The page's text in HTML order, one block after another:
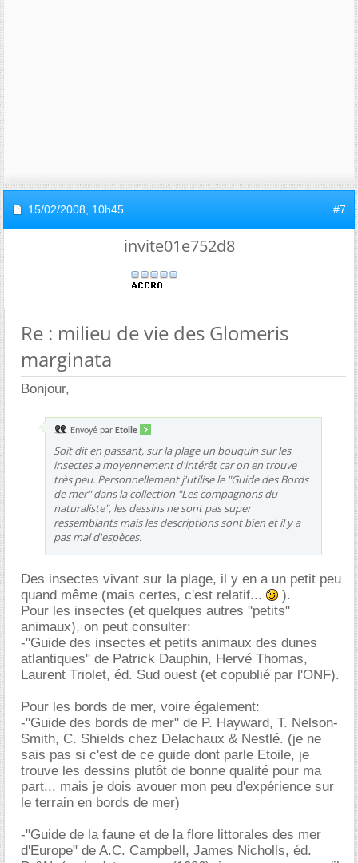
15/02/2008, 10h45 #7
invite01e752d8
Re : milieu de vie des Glomeris
marginata
Bonjour,
Envoyé par Etoile
Soit dit en passant, sur la plage un bouquin sur les
insectes a moyennement d'intérêt car on en trouve
très peu. Personnellement j'utilise le "Guide des Bords
de mer" dans la collection "Les compagnons du
naturaliste", les dessins ne sont pas super
ressemblants mais les descriptions sont bien et il y a
pas mal d'espèces.
Des insectes vivant sur la plage, il y en a un petit peu
quand même (mais certes, c'est relatif...
).
Pour les insectes (et quelques autres "petits"
animaux), on peut consulter:
-"Guide des insectes et petits animaux des dunes
atlantiques" de Patrick Dauphin, Hervé Thomas,
Laurent Triolet, éd. Sud ouest (et copublié par l'ONF).
Pour les bords de mer, voire également:
-"Guide des bords de mer" de P. Hayward, T. Nelson-
Smith, C. Shields chez Delachaux & Nestlé. (je ne
sais pas si c'est de ce guide dont parle Etoile, je
trouve les dessins plutôt de bonne qualité pour ma
part... mais je dois avouer mon peu d'expérience sur
le terrain en bords de mer)
-"Guide de la faune et de la flore littorales des mer
d'Europe" de A.C. Campbell, James Nicholls, éd.